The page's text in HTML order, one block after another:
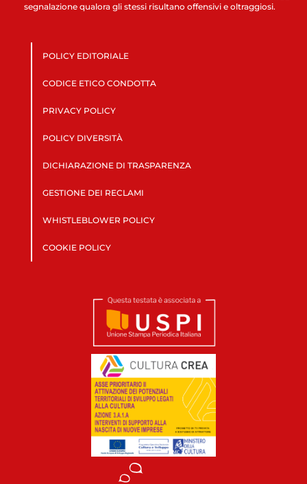
segnalazione qualora gli stessi risultano offensivi e oltraggiosi.
POLICY EDITORIALE
CODICE ETICO CONDOTTA
PRIVACY POLICY
POLICY DIVERSITÀ
DICHIARAZIONE DI TRASPARENZA
GESTIONE DEI RECLAMI
WHISTLEBLOWER POLICY
COOKIE POLICY